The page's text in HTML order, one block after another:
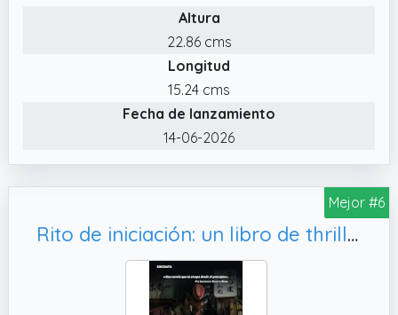
Altura
22.86 cms
Longitud
15.24 cms
Fecha de lanzamiento
14-06-2026
Mejor #6
Rito de iniciación: un libro de thriller psicológico y suspense